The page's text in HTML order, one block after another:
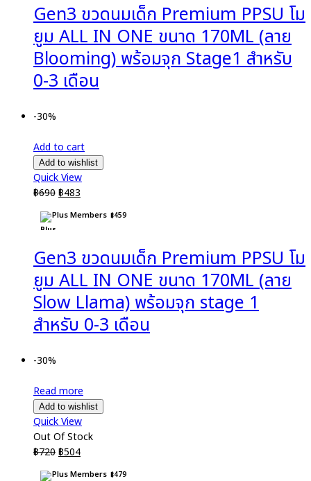
Gen3 ขวดนมเด็ก Premium PPSU โม
ยูม ALL IN ONE ขนาด 170ML (ลาย
Blooming) พร้อมจุก Stage1 สำหรับ
0-3 เดือน
-30%
Add to cart
Add to wishlist
Quick View
฿690Original
฿483
Plus Members ฿459
Gen3 ขวดนมเด็ก Premium PPSU โม
ยูม ALL IN ONE ขนาด 170ML (ลาย
Slow Llama) พร้อมจุก stage 1
สำหรับ 0-3 เดือน
-30%
Read more
Add to wishlist
Quick View
Out Of Stock
฿720Original
฿504Current
Plus Members ฿479